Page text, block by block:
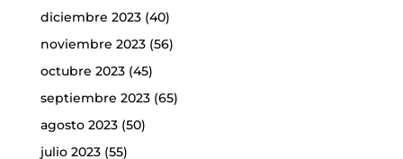
diciembre 2023(40)
noviembre 2023(56)
octubre 2023(45)
septiembre 2023(65)
agosto 2023(50)
julio 2023(55)